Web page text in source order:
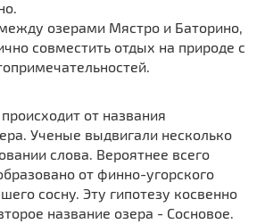
озерами Мястро и Баторино,
совместить отдых на природе с
от названия
Ученые выдвигали несколько
слова. Вероятнее всего
от финно-угорского
сосну. Эту гипотезу косвенно
название озера - Сосновое.